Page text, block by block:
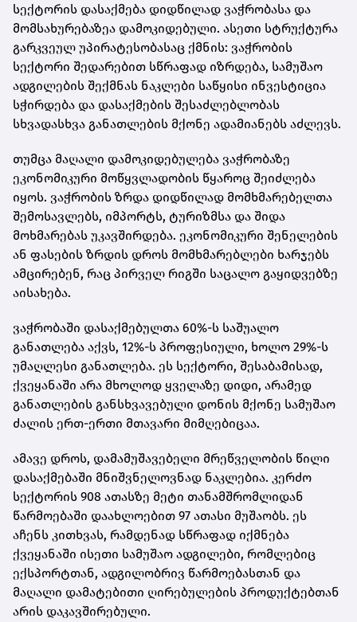
სექტორის დასაქმება დიდწილად ვაჭრობასა და
მომსახურებაზეა დამოკიდებული. ასეთი სტრუქტურა
გარკვეულ უპირატესობასაც ქმნის: ვაჭრობის
სექტორი შედარებით სწრაფად იზრდება, სამუშაო
ადგილების შექმნას ნაკლები საწყისი ინვესტიცია
სჭირდება და დასაქმების შესაძლებლობას
სხვადასხვა განათლების მქონე ადამიანებს აძლევს.
თუმცა მაღალი დამოკიდებულება ვაჭრობაზე
ეკონომიკური მოწყვლადობის წყაროც შეიძლება
იყოს. ვაჭრობის ზრდა დიდწილად მომხმარებელთა
შემოსავლებს, იმპორტს, ტურიზმსა და შიდა
მოხმარებას უკავშირდება. ეკონომიკური შენელების
ან ფასების ზრდის დროს მომხმარებლები ხარჯებს
ამცირებენ, რაც პირველ რიგში საცალო გაყიდვებზე
აისახება.
ვაჭრობაში დასაქმებულთა 60%-ს საშუალო
განათლება აქვს, 12%-ს პროფესიული, ხოლო 29%-ს
უმაღლესი განათლება. ეს სექტორი, შესაბამისად,
ქვეყანაში არა მხოლოდ ყველაზე დიდი, არამედ
განათლების განსხვავებული დონის მქონე სამუშაო
ძალის ერთ-ერთი მთავარი მიმღებიცაა.
ამავე დროს, დამამუშავებელი მრეწველობის წილი
დასაქმებაში მნიშვნელოვნად ნაკლებია. კერძო
სექტორის 908 ათასზე მეტი თანამშრომლიდან
წარმოებაში დაახლოებით 97 ათასი მუშაობს. ეს
აჩენს კითხვას, რამდენად სწრაფად იქმნება
ქვეყანაში ისეთი სამუშაო ადგილები, რომლებიც
ექსპორტთან, ადგილობრივ წარმოებასთან და
მაღალი დამატებითი ღირებულების პროდუქტებთან
არის დაკავშირებული.